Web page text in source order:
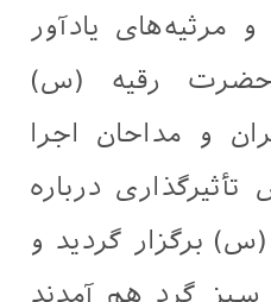
مرثیه‌های یادآور
حضرت رقیه (س)
و مداحان اجرا
درباره
برگزار گردید و
سبز گرد هم آمدند